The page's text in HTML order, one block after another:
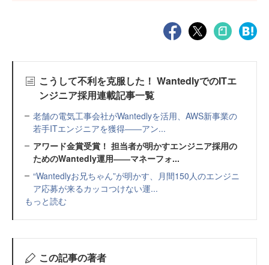
こうして不利を克服した！ WantedlyでのITエ
ンジニア採用連載記事一覧
老舗の電気工事会社がWantedlyを活用、AWS新事業の
若手ITエンジニアを獲得――アン...
アワード金賞受賞！ 担当者が明かすエンジニア採用の
ためのWantedly運用――マネーフォ...
“Wantedlyお兄ちゃん”が明かす、月間150人のエンジニ
ア応募が来るカッコつけない運...
もっと読む
この記事の著者